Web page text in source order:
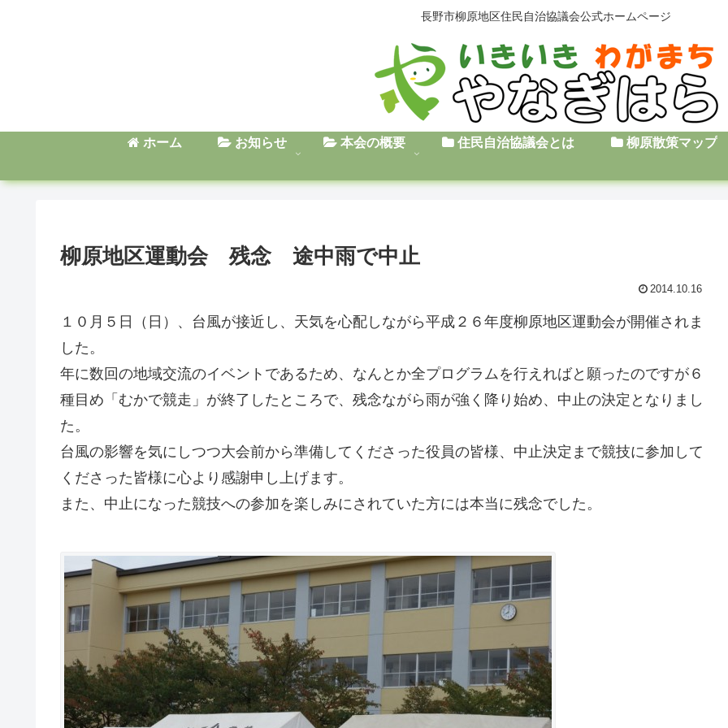
長野市柳原地区住民自治協議会公式ホームページ
ホーム お知らせ 本会の概要 住民自治協議会とは 柳原散策マップ
柳原地区運動会 残念 途中雨で中止
2014.10.16
１０月５日（日）、台風が接近し、天気を心配しながら平成２６年度柳原地区運動会が開催されま
した。
年に数回の地域交流のイベントであるため、なんとか全プログラムを行えればと願ったのですが６
種目め「むかで競走」が終了したところで、残念ながら雨が強く降り始め、中止の決定となりまし
た。
台風の影響を気にしつつ大会前から準備してくださった役員の皆様、中止決定まで競技に参加して
くださった皆様に心より感謝申し上げます。
また、中止になった競技への参加を楽しみにされていた方には本当に残念でした。